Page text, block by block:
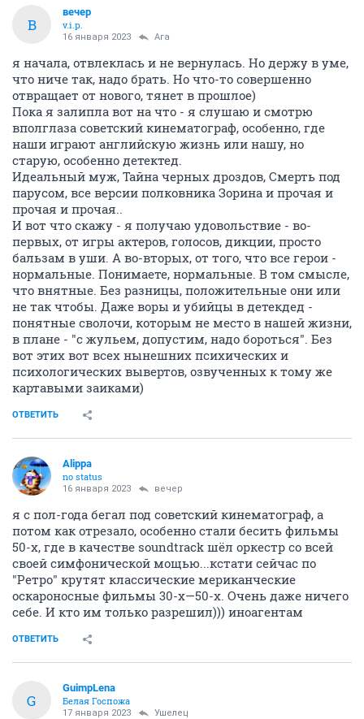
В
вечер
v.i.p.
16 января 2023 Ага
я начала, отвлеклась и не вернулась. Но держу в уме,
что ниче так, надо брать. Но что-то совершенно
отвращает от нового, тянет в прошлое)
Пока я залипла вот на что - я слушаю и смотрю
вполглаза советский кинематограф, особенно, где
наши играют английскую жизнь или нашу, но
старую, особенно детектед.
Идеальный муж, Тайна черных дроздов, Смерть под
парусом, все версии полковника Зорина и прочая и
прочая и прочая..
И вот что скажу - я получаю удовольствие - во-
первых, от игры актеров, голосов, дикции, просто
бальзам в уши. А во-вторых, от того, что все герои -
нормальные. Понимаете, нормальные. В том смысле,
что внятные. Без разницы, положительные они или
не так чтобы. Даже воры и убийцы в детекдед -
понятные сволочи, которым не место в нашей жизни,
в плане - "с жульем, допустим, надо бороться". Без
вот этих вот всех нынешних психических и
психологических вывертов, озвученных к тому же
картавыми заиками)
ОТВЕТИТЬ
Alippa
no status
16 января 2023 вечер
я с пол-года бегал под советский кинематограф, а
потом как отрезало, особенно стали бесить фильмы
50-х, где в качестве soundtrack шёл оркестр со всей
своей симфонической мощью...кстати сейчас по
"Ретро" крутят классические мериканческие
оскароносные фильмы 30-х—50-х. Очень даже ничего
себе. И кто им только разрешил))) иноагентам
ОТВЕТИТЬ
G
GuimpLena
Белая Госпожа
17 января 2023 Ушелец